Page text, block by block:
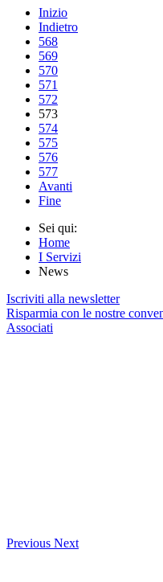
Inizio
Indietro
568
569
570
571
572
573
574
575
576
577
Avanti
Fine
Sei qui:
Home
I Servizi
News
Iscriviti alla newsletter
Risparmia con le nostre
Associati
Previous Next